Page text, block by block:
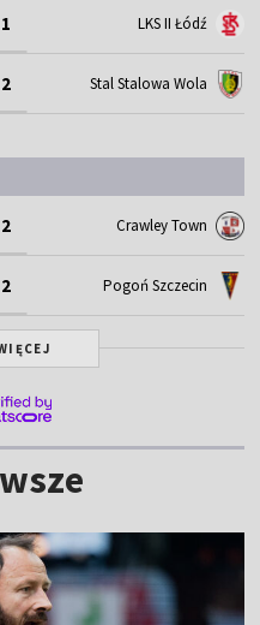
LKS II Łódź
Stal Stalowa Wola
Crawley Town
Pogoń Szczecin